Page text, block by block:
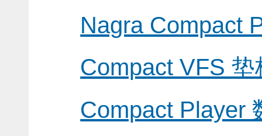
Nagra Compact
Compact VFS 垫
Compact Player